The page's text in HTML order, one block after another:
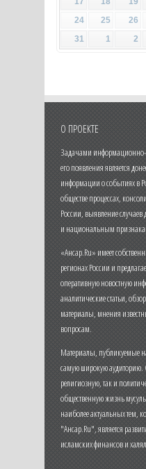
24
25 26
31
1 2
О ПРОЕКТЕ
Задачами информационно-
его появления является
информации о событиях в
обществе процессах,
России, выявление
и национальным
«Ансар.Ru» имеет
регионах России и
оперативную новостную
аналитические статьи,
материалы, мнения
вопросам.
Материалы, публикуемые
самую широкую аудиторию.
религиозную, так и
общественную жизнь
наиболее актуальных тем,
"Ансар.Ru", является
исламских финансов и